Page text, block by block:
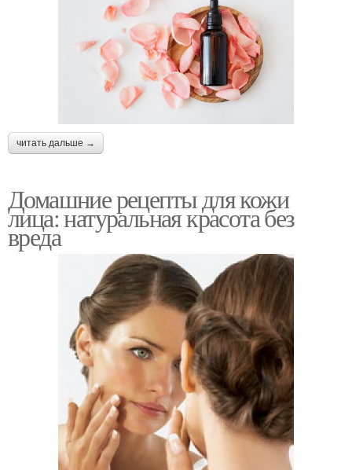
читать дальше →
Домашние рецепты для кожи
лица: натуральная красота без
вреда